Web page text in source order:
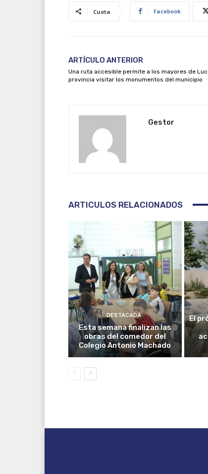
Cuota Facebook
ARTÍCULO ANTERIOR
Una ruta accesible permite a los mayores de
provincia visitar los monumentos del municipio
Gestor
ARTICULOS RELACIONADOS
DESTACADA
Esta semana finalizan las
obras del comedor del
Colegio Antonio Machado
El